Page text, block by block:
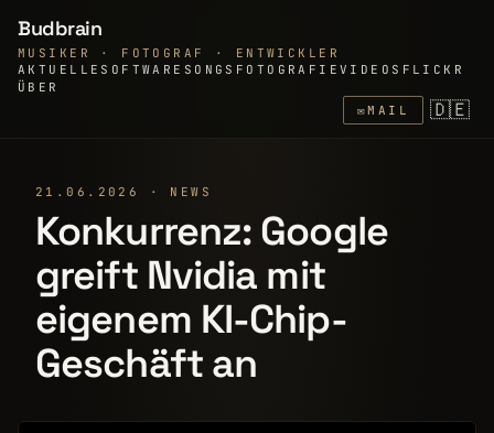
Budbrain
MUSIKER · FOTOGRAF · ENTWICKLER
AKTUELLE SOFTWARE SONGS FOTOGRAFIEVIDEOS FLICKR
ÜBER
✉MAIL 🇩🇪
21.06.2026 · NEWS
Konkurrenz: Google
greift Nvidia mit
eigenem KI-Chip-
Geschäft an